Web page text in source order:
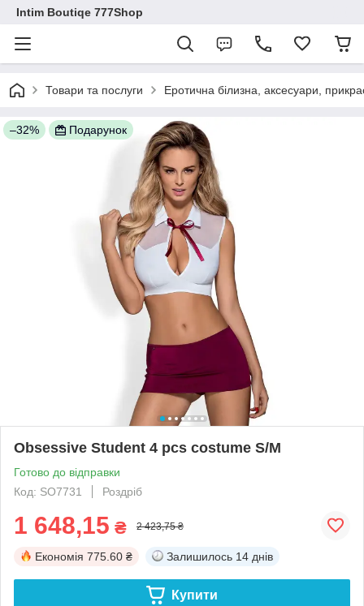
Intim Boutiqe 777Shop
Товари та послуги Еротична білизна, аксесуари,
–32% Подарунок
Obsessive Student 4 pcs costume S/M
Готово до відправки
Код: SO7731
Роздріб
1 648,15 ₴ 2 423,75 ₴
Економія 775.60 ₴ Залишилось 14 днів
Купити